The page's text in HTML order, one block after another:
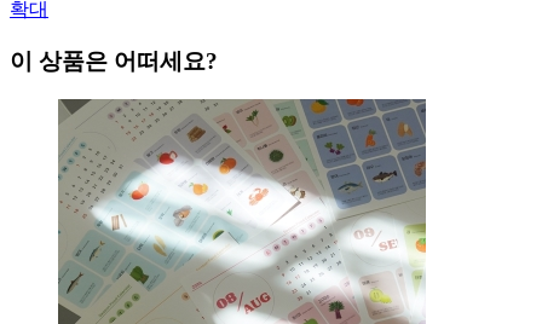
확대
이 상품은 어떠세요?